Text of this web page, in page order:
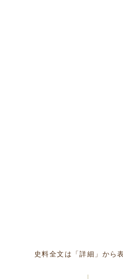
史料全文は「詳細」から